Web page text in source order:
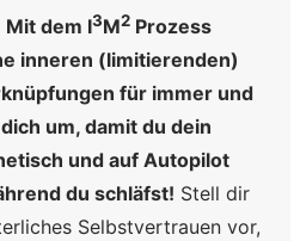
Mit dem I3M2 Prozess
inneren (limitierenden)
für immer und
um, damit du dein
und auf Autopilot
du schläfst! Stell dir
Selbstvertrauen vor,